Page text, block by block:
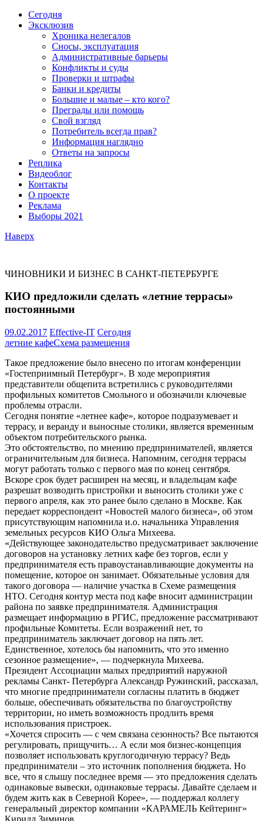
Сегодня
Эксклюзив
Хроника нелегалов
Сносы, эксплуатация
Административные барьеры
Конфликты и суды
Проверки и штрафы
Банки и кредиты
Большие и малые – кто кого?
Преграды или помощь
Свой взгляд
Потребитель всегда прав?
Информация наглядно
Ответы на запросы
Реплика
Видеоблог
Контакты
О проекте
Реклама
Выборы 2021
Наверх
ЧИНОВНИКИ И БИЗНЕС В САНКТ-ПЕТЕРБУРГЕ
КИО предложили сделать «летние террасы»
постоянными
09.02.2017 Effective-IT Сегодня
летние кафеСхема размещения
Такое предложение было внесено по итогам конференции
«Гостеприимный Петербург». В ходе мероприятия
представители общепита встретились с руководителями
профильных комитетов Смольного и обозначили ключевые
проблемы отрасли.
Сегодня понятие «летнее кафе», которое подразумевает и
террасу, и веранду и выносные столики, является временным
объектом потребительского рынка.
Это обстоятельство, по мнению предпринимателей, является
ограничительным для бизнеса. Напомним, сегодня террасы
могут работать только с первого мая по конец сентября.
Вскоре срок будет расширен на месяц, и владельцам кафе
разрешат возводить пристройки и выносить столики уже с
первого апреля, как это ранее было сделано в Москве. Как
передает корреспондент «Новостей малого бизнеса», об этом
присутствующим напомнила и.о. начальника Управления
земельных ресурсов КИО Ольга Михеева.
«Действующее законодательство предусматривает заключение
договоров на установку летних кафе без торгов, если у
предпринимателя есть правоустанавливающие документы на
помещение, которое он занимает. Обязательные условия для
такого договора — наличие участка в Схеме размещения
НТО. Сегодня контур места под кафе вносит администрации
района по заявке предпринимателя. Администрация
размещает информацию в РГИС, предложение рассматривают
профильные Комитеты. Если возражений нет, то
предприниматель заключает договор на пять лет.
Единственное, хотелось бы напомнить, что это именно
сезонное размещение», — подчеркнула Михеева.
Президент Ассоциации малых предприятий наружной
рекламы Санкт- Петербурга Александр Ружинский, рассказал,
что многие предприниматели согласны платить в бюджет
больше, обеспечивать обязательства по благоустройству
территории, но иметь возможность продлить время
использования пристроек.
«Хочется спросить — с чем связана сезонность? Все пытаются
регулировать, прищучить… А если моя бизнес-концепция
позволяет использовать круглогодичную террасу? Ведь
предприниматели – это источник пополнения бюджета. Но
все, что я слышу последнее время — это предложения сделать
одинаковые вывески, одинаковые террасы. Давайте сделаем и
будем жить как в Северной Корее», — поддержал коллегу
генеральный директор компании «КАРАМЕЛЬ Кейтеринг»
Кирилл Зиминов.